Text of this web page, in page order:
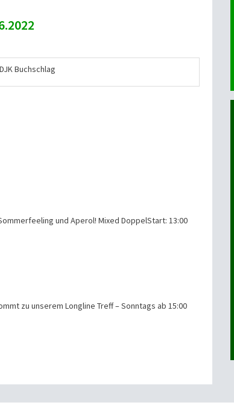
Buchschlag
und Aperol! Mixed DoppelStart: 13:00
zu unserem Longline Treff – Sonntags ab 15:00